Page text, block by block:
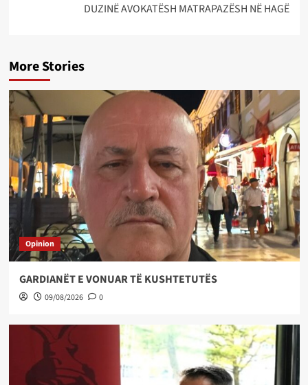
DUZINË AVOKATËSH MATRAPAZËSH NË HAGË
More Stories
Opinion
GARDIANËT E VONUAR TË KUSHTETUTËS
09/08/2026 0